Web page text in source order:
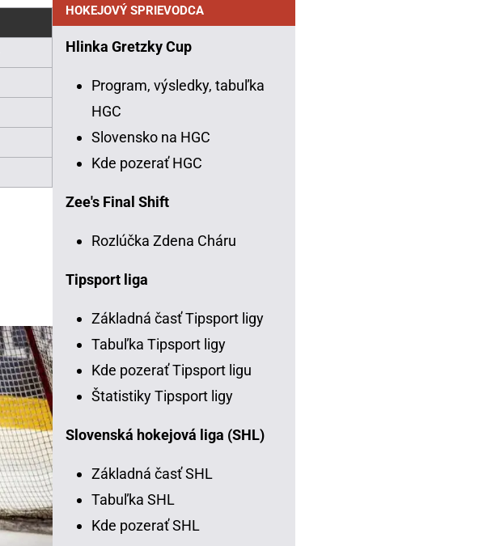
HOKEJOVÝ SPRIEVODCA
Hlinka Gretzky Cup
Program, výsledky, tabuľka
HGC
Slovensko na HGC
Kde pozerať HGC
Zee's Final Shift
Rozlúčka Zdena Cháru
Tipsport liga
Základná časť Tipsport ligy
Tabuľka Tipsport ligy
Kde pozerať Tipsport ligu
Štatistiky Tipsport ligy
Slovenská hokejová liga (SHL)
Základná časť SHL
Tabuľka SHL
Kde pozerať SHL